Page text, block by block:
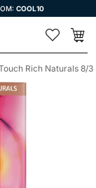
COOL10
Rich Naturals 8/3